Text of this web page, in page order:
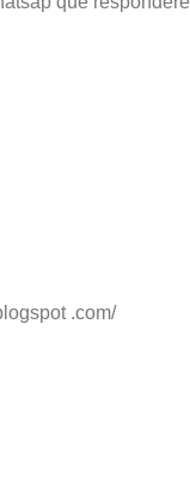
.com/